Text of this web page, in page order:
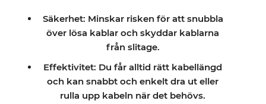
Säkerhet: Minskar risken för att snubbla
över lösa kablar och skyddar kablarna
från slitage.
Effektivitet: Du får alltid rätt kabellängd
och kan snabbt och enkelt dra ut eller
rulla upp kabeln när det behövs.